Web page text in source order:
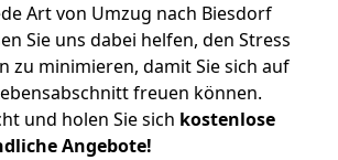
Art von Umzug nach Biesdorf
Sie uns dabei helfen, den Stress
zu minimieren, damit Sie sich auf
freuen können.
und holen Sie sich kostenlose
Angebote!